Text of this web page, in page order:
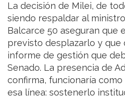
La decisión de Milei, de
siendo respaldar al
Balcarce 50 aseguran que
previsto desplazarlo y que
informe de gestión que
Senado. La presencia de
confirma, funcionaría
esa línea: sostenerlo